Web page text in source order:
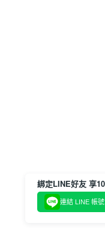
連結 LINE 帳號